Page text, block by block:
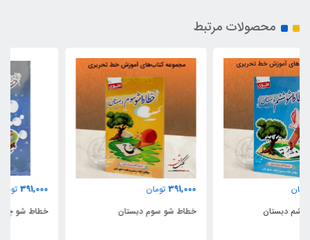
محصولات مرتبط
خطاط شو سوم دبستان
خطاط شو چهارم دبستان